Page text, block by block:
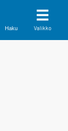
Haku Valikko